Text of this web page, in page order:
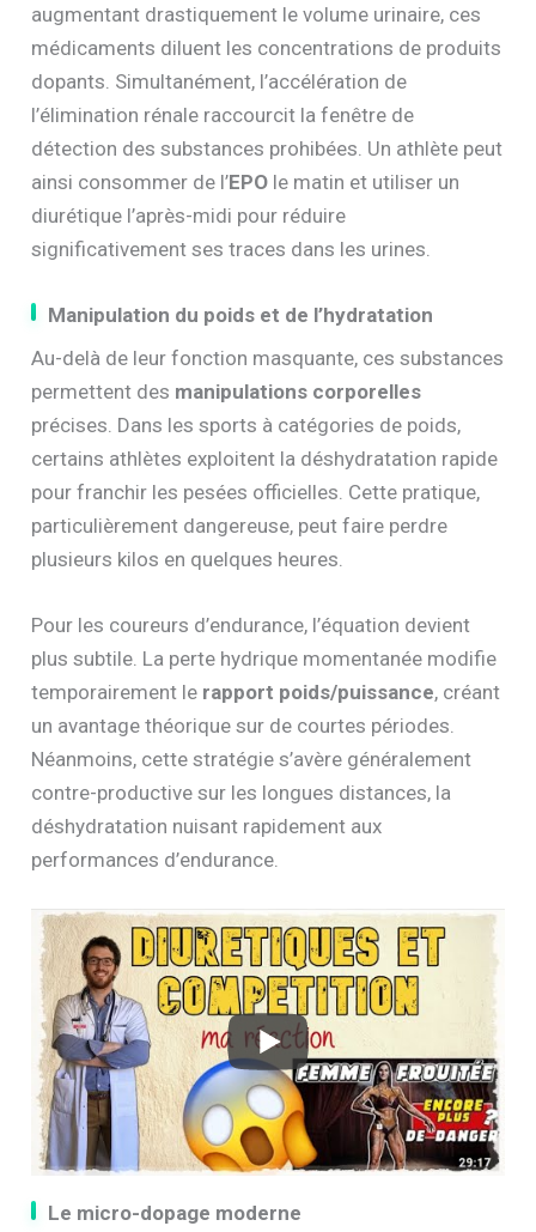
augmentant drastiquement le volume urinaire, ces
médicaments diluent les concentrations de produits
dopants. Simultanément, l’accélération de
l’élimination rénale raccourcit la fenêtre de
détection des substances prohibées. Un athlète peut
ainsi consommer de l’EPO le matin et utiliser un
diurétique l’après-midi pour réduire
significativement ses traces dans les urines.
Manipulation du poids et de l’hydratation
Au-delà de leur fonction masquante, ces substances
permettent des manipulations corporelles
précises. Dans les sports à catégories de poids,
certains athlètes exploitent la déshydratation rapide
pour franchir les pesées officielles. Cette pratique,
particulièrement dangereuse, peut faire perdre
plusieurs kilos en quelques heures.
Pour les coureurs d’endurance, l’équation devient
plus subtile. La perte hydrique momentanée modifie
temporairement le rapport poids/puissance, créant
un avantage théorique sur de courtes périodes.
Néanmoins, cette stratégie s’avère généralement
contre-productive sur les longues distances, la
déshydratation nuisant rapidement aux
performances d’endurance.
Le micro-dopage moderne